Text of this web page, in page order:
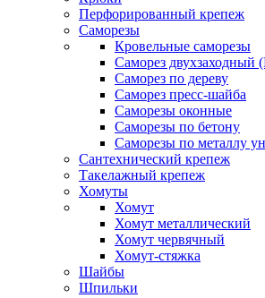
Перфорированный крепеж
Саморезы
Кровельные саморезы
Саморез двухзаходный
Саморез по дереву
Саморез пресс-шайба
Саморезы оконные
Саморезы по бетону
Саморезы по металлу
Сантехнический крепеж
Такелажный крепеж
Хомуты
Хомут
Хомут металлический
Хомут червячный
Хомут-стяжка
Шайбы
Шпильки